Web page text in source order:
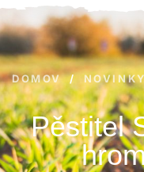
DOMOV /
Pěstitel